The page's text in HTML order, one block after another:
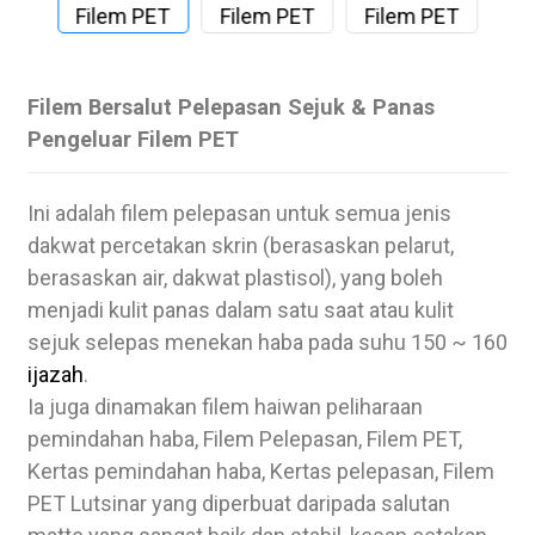
Filem Bersalut Pelepasan Sejuk & Panas
Pengeluar Filem PET
Ini adalah filem pelepasan untuk semua jenis
dakwat percetakan skrin (berasaskan pelarut,
berasaskan air, dakwat plastisol), yang boleh
menjadi kulit panas dalam satu saat atau kulit
sejuk selepas menekan haba pada suhu 150 ~ 160
ijazah.
Ia juga dinamakan filem haiwan peliharaan
pemindahan haba, Filem Pelepasan, Filem PET,
Kertas pemindahan haba, Kertas pelepasan, Filem
PET Lutsinar yang diperbuat daripada salutan